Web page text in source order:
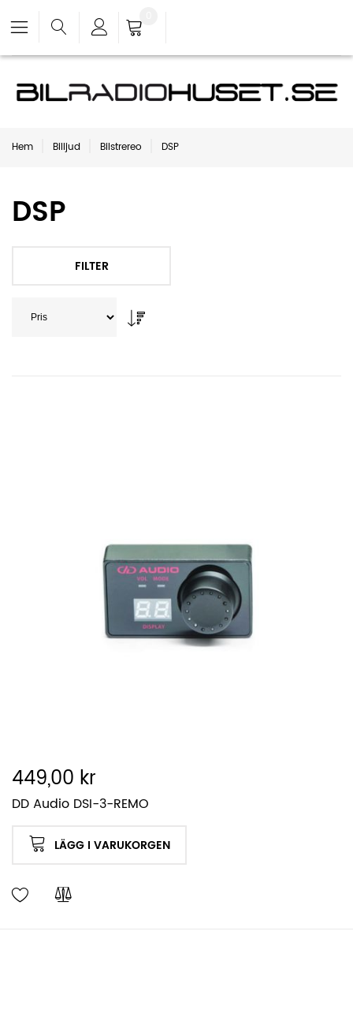
Hem Billjud Bilstrereo DSP
DSP
FILTER
449,00 kr
DD Audio DSI-3-REMO
LÄGG I VARUKORGEN